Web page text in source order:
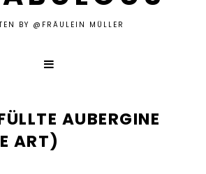
BY @FRÄULEIN MÜLLER
AUBERGINE
ART)